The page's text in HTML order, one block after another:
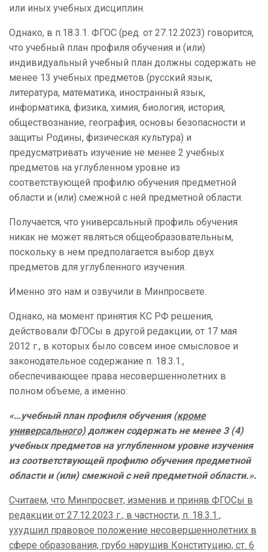
или иных учебных дисциплин.
Однако, в п.18.3.1. ФГОС (ред. от 27.12.2023) говорится,
что учебный план профиля обучения и (или)
индивидуальный учебный план должны содержать не
менее 13 учебных предметов (русский язык,
литература, математика, иностранный язык,
информатика, физика, химия, биология, история,
обществознание, география, основы безопасности и
защиты Родины, физическая культура) и
предусматривать изучение не менее 2 учебных
предметов на углубленном уровне из
соответствующей профилю обучения предметной
области и (или) смежной с ней предметной области.
Получается, что универсальный профиль обучения
никак не может являться общеобразовательным,
поскольку в нем предполагается выбор двух
предметов для углубленного изучения.
Именно это нам и озвучили в Минпросвете.
Однако, на момент принятия КС РФ решения,
действовали ФГОСы в другой редакции, от 17 мая
2012 г., в которых было совсем иное смысловое и
законодательное содержание п. 18.3.1.,
обеспечивающее права несовершеннолетних в
полном объеме, а именно:
«…учебный план профиля обучения (кроме
универсального)должен содержать не менее 3 (4)
учебных предметов на углубленном уровне изучения
из соответствующей профилю обучения предметной
области и (или) смежной с ней предметной области.».
Считаем, что Минпросвет, изменив и приняв ФГОСы в
редакции от 27.12.2023 г., в частности, п. 18.3.1.,
ухудшил правовое положение несовершеннолетних в
сфере образования, грубо нарушив Конституцию, ст. 6